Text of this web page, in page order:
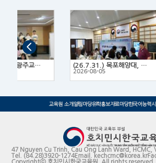
(26.7.14.~16.) 광주교육대학교 한국문화 체험 프로그램 (26.7.31.) 목포해양대, 목포대, 목포과학대 3개 대학 연합 유학박람회
2026-08-05
교육원 소개 알림마당유학홍보자료마당한국어능력
47 Nguyen Cu Trinh, Cau Ong Lanh Ward, HCMC,
Tel. (84.28)3920-1274Email. kechcmc@korea.kr